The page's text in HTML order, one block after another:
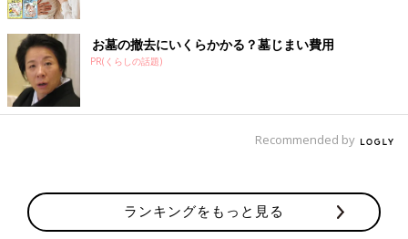
い！と思ったら集中するタイプなので、その時期は本当に家族に
あきれられるくらい没頭して制作に取り組んでいました（笑）。
当時はまだ“絵本作家になる”つもりではなく、ただ息子のために
絵本をつくってみたかったという気持ちで突っ走っていたという
か。家族も趣味の延長だと思っていたはずです」（庄司さん）
お墓の撤去にいくらかかる？墓じまい費用
PR(くらしの話題)
Recommended by
ランキングをもっと見る